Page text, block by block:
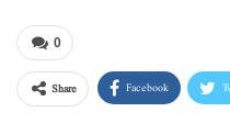
0
Share Facebook